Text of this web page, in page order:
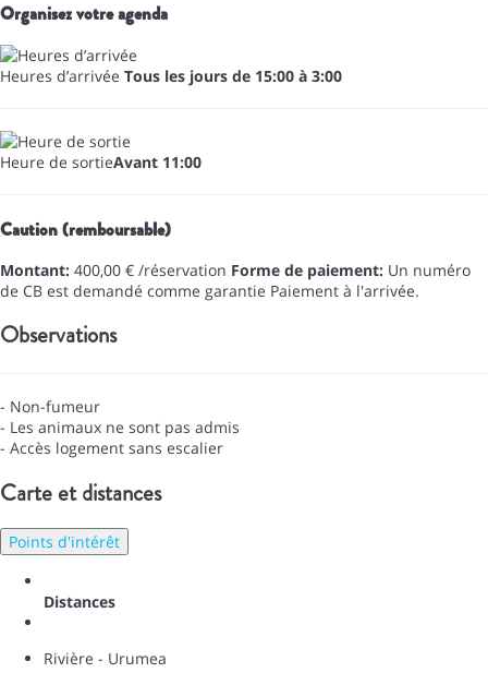
Organisez votre agenda
Heures d’arrivée Tous les jours de 15:00 à 3:00
Heure de sortieAvant 11:00
Caution (remboursable)
Montant: 400,00 € /réservation Forme de paiement: Un numéro
de CB est demandé comme garantie Paiement à l'arrivée.
Observations
- Non-fumeur
- Les animaux ne sont pas admis
- Accès logement sans escalier
Carte et distances
Points d'intérêt
Distances
Rivière - Urumea